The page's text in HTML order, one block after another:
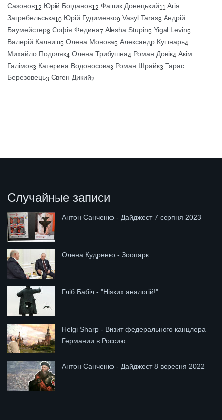
Сазонов12 Юрій Богданов12 Фашик Донецький11 Агія
Загребельська10 Юрій Гудименко9 Vasyl Taras8 Андрій
Баумейстер8 Софія Федина7 Alesha Stupin5 Yigal Levin5
Валерій Калниш5 Олена Монова5 Александр Кушнарь4
Михайло Подоляк4 Олена Трибушна4 Роман Донік4 Акім
Галімов3 Катерина Водоносова3 Роман Шрайк3 Тарас
Березовець3 Євген Дикий2
Случайные записи
Антон Санченко - Дайджест 7 серпня 2023
Олена Кудренко - Зоопарк
Гліб Бабіч - "Ніяких аналогій!"
Helgi Sharp - Визит федерального канцлера
Германии в Россию
Антон Санченко - Дайджест 8 вересня 2022